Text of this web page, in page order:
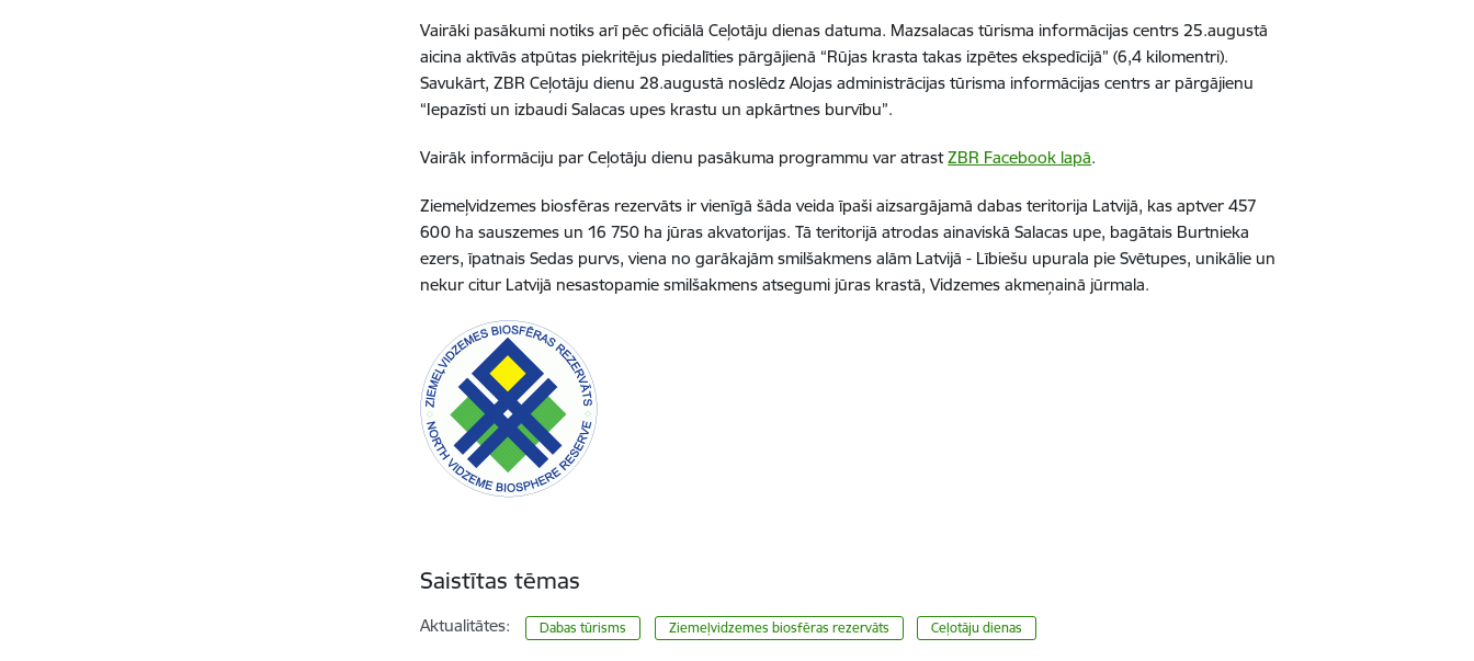
Vairāki pasākumi notiks arī pēc oficiālā Ceļotāju dienas datuma. Mazsalacas tūrisma informācijas centrs 25.augustā
aicina aktīvās atpūtas piekritējus piedalīties pārgājienā “Rūjas krasta takas izpētes ekspedīcijā” (6,4 kilomentri).
Savukārt, ZBR Ceļotāju dienu 28.augustā noslēdz Alojas administrācijas tūrisma informācijas centrs ar pārgājienu
“Iepazīsti un izbaudi Salacas upes krastu un apkārtnes burvību”.
Vairāk informāciju par Ceļotāju dienu pasākuma programmu var atrastZBR Facebook lapā.
Ziemeļvidzemes biosfēras rezervāts ir vienīgā šāda veida īpaši aizsargājamā dabas teritorija Latvijā, kas aptver 457
600 ha sauszemes un 16 750 ha jūras akvatorijas. Tā teritorijā atrodas ainaviskā Salacas upe, bagātais Burtnieka
ezers, īpatnais Sedas purvs, viena no garākajām smilšakmens alām Latvijā - Lībiešu upurala pie Svētupes, unikālie un
nekur citur Latvijā nesastopamie smilšakmens atsegumi jūras krastā, Vidzemes akmeņainā jūrmala.
Saistītas tēmas
Aktualitātes: Dabas tūrisms Ziemeļvidzemes biosfēras rezervāts Ceļotāju dienas